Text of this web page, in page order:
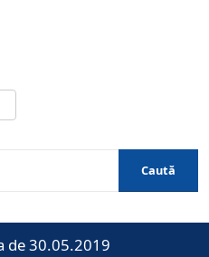
Caută
de 30.05.2019